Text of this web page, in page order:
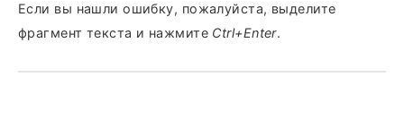
Если вы нашли ошибку, пожалуйста, выделите
фрагмент текста и нажмите Ctrl+Enter.